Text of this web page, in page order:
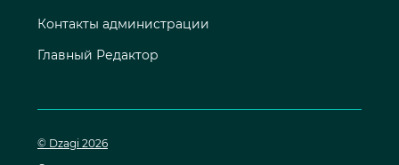
Контакты администрации
Главный Редактор
© Dzagi 2026